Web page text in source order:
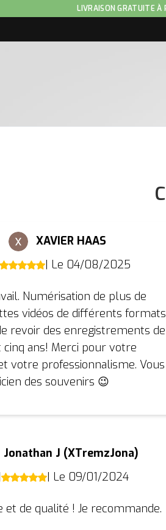
LIVRAISON GRATUITE À
XAVIER HAAS
| Le 04/08/2025
Numérisation de plus de
vidéos de différents
revoir des enregistrements de
ans! Merci pour votre
votre professionnalisme. Vous
des souvenirs 😉
Jonathan J (XTremzJona)
| Le 09/01/2024
et de qualité ! Je recommande.